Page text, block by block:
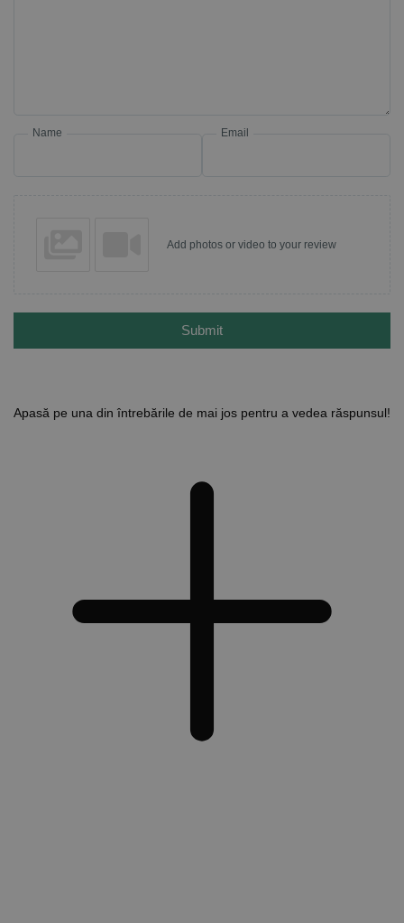
Name Email
Add photos or video to your review
Submit
Apasă pe una din întrebările de mai jos pentru a vedea răspunsul!